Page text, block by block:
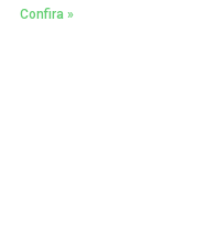
Confira »